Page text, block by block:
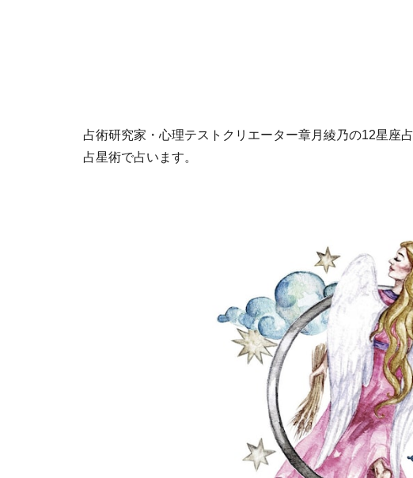
占術研究家・心理テストクリエーター章月綾乃の12星座
占星術で占います。